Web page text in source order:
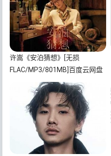
许嵩《安泊猜想》[无损
FLAC/MP3/801MB]百度云网盘